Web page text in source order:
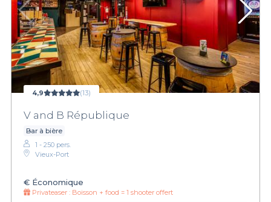
4,9 (13)
V and B République
Bar à bière
1 - 250 pers.
Vieux-Port
€ Économique
Privateaser : Boisson + food = 1 shooter offert